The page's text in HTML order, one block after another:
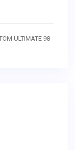
ULTIMATE 98